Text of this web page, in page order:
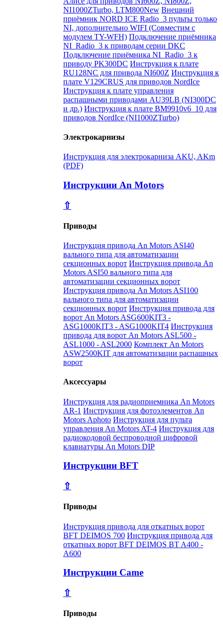
NI1000ZTurbo, LTM800New Внешний
приёмник NORD ICE Radio_3 пульты только
NI, дополнительно WIFI (Совместим с
модулем TY-WFH) Подключение приёмника
NI_Radio_3 к приводам серии DKC
Подключение приёмника NI_Radio_3 к
приводу PK300DC Инструкция к плате
RU128NC для привода NI600Z Инструкция к
плате V129CRUS для приводов NordIce
Инструкция к плате управления
распашными приводами AU39LB (NI300DC
и др.) Инструкция к плате BM9910v6_10 для
приводов NordIce (NI1000ZTurbo)
Электрокарнизы
Инструкция для электрокарниза AKU, AKm
(PDF)
Инструкции An Motors
⇧
Приводы
Инструкция привода An Motors ASI40
вального типа для автоматизации
секционных ворот Инструкция привода An
Motors ASI50 вального типа для
автоматизации секционных ворот
Инструкция привода An Motors ASI100
вального типа для автоматизации
секционных ворот Инструкция привода для
ворот An Motors ASG600KIT3 -
ASG1000KIT3 - ASG1000KIT4 Инструкция
привода для ворот An Motors ASL500 -
ASL1000 - ASL2000 Комплект An Motors
ASW2500KIT для автоматизации распашных
ворот
Аксессуары
Инструкция для радиоприемника An Motors
AR-1 Инструкция для фотоэлементов An
Motors Aphoto Инструкция для пульта
управления An Motors AT-4 Инструкция для
радиокодовой беспроводной цифровой
клавиатуры An Motors DIP
Инструкции BFT
⇧
Приводы
Инструкция привода для откатных ворот
BFT DEIMOS 700 Инструкция привода для
откатных ворот BFT DEIMOS BT A400 -
A600
Инструкции Came
⇧
Приводы